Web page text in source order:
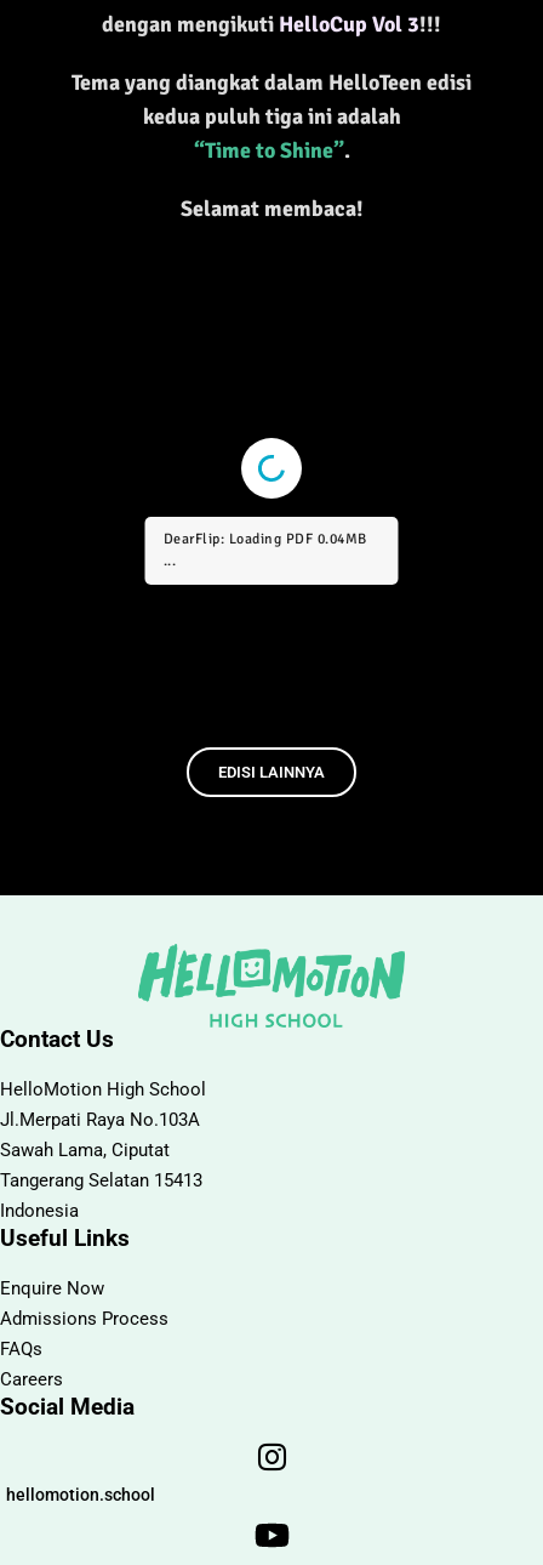
dengan mengikuti HelloCup Vol 3!!!
Tema yang diangkat dalam HelloTeen edisi
kedua puluh tiga ini adalah
“Time to Shine”.
Selamat membaca!
DearFlip: Loading PDF 0.87MB
...
EDISI LAINNYA
Contact Us
HelloMotion High School
Jl.Merpati Raya No.103A
Sawah Lama, Ciputat
Tangerang Selatan 15413
Indonesia
Useful Links
Enquire Now
Admissions Process
FAQs
Careers
Social Media
hellomotion.school